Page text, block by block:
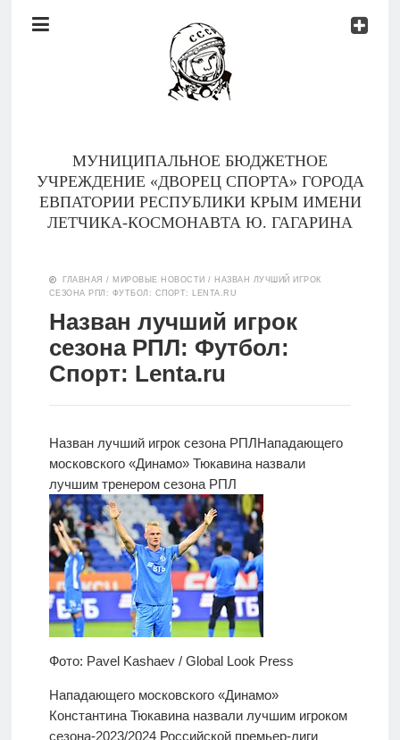
Документы
МУНИЦИПАЛЬНОЕ БЮДЖЕТНОЕ
УЧРЕЖДЕНИЕ «ДВОРЕЦ СПОРТА» ГОРОДА
ЕВПАТОРИИ РЕСПУБЛИКИ КРЫМ ИМЕНИ
ЛЕТЧИКА-КОСМОНАВТА Ю. ГАГАРИНА
Документы
Контакты
Родителям
О
нас
Версия для
слабовидящих
ГЛАВНАЯ / МИРОВЫЕ НОВОСТИ / НАЗВАН ЛУЧШИЙ ИГРОК
СЕЗОНА РПЛ: ФУТБОЛ: СПОРТ: LENTA.RU
Назван лучший игрок
сезона РПЛ: Футбол:
Спорт: Lenta.ru
Назван лучший игрок сезона РПЛ Нападающего
московского «Динамо» Тюкавина назвали
лучшим тренером сезона РПЛ
Фото: Pavel Kashaev / Global Look Press
Нападающего московского «Динамо»
Константина Тюкавина назвали лучшим игроком
сезона-2023/2024 Российской премьер-лиги